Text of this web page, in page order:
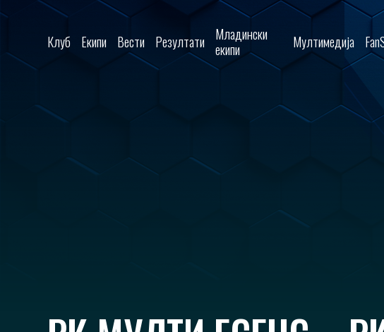
Skip to content
Клуб Екипи Вести Резултати
Младински
екипи
Мултимедија